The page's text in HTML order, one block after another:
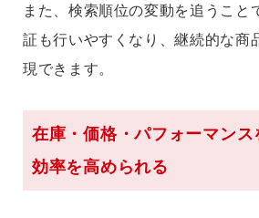
また、検索順位の変動を追うこと
証も行いやすくなり、継続的な商
現できます。
在庫・価格・パフォーマンス
効率を高められる